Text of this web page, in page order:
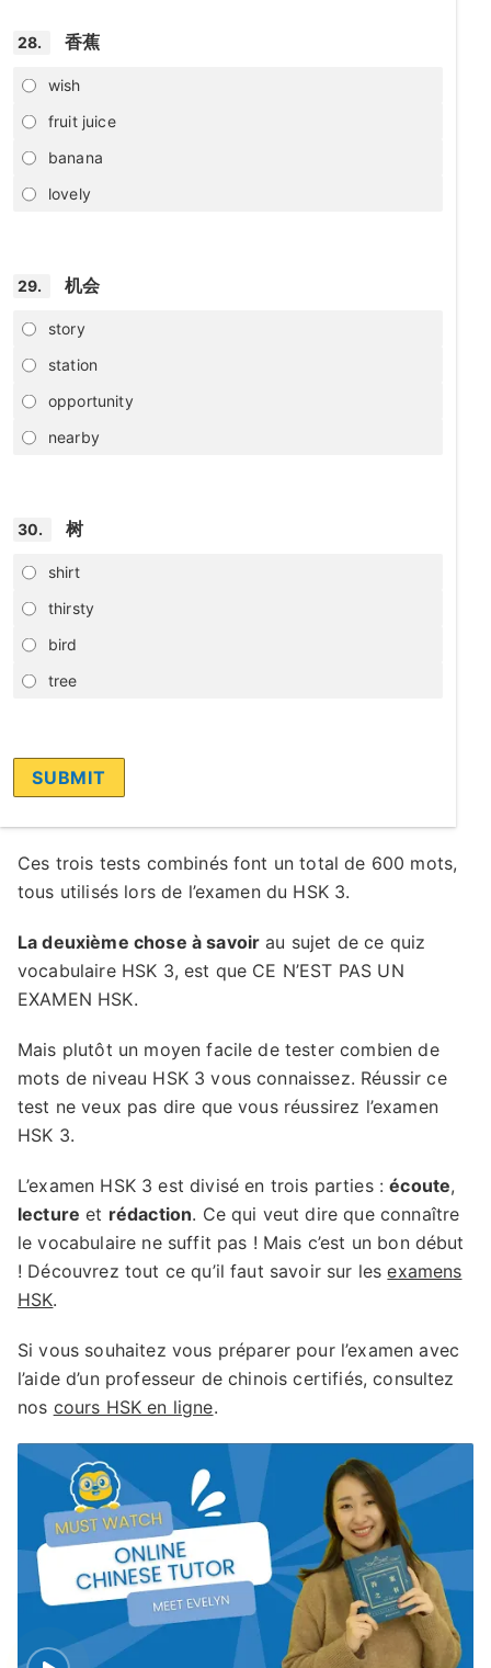
28. 香蕉
wish
fruit juice
banana
lovely
29. 机会
story
station
opportunity
nearby
30. 树
shirt
thirsty
bird
tree
Ces trois tests combinés font un total de 600 mots,
tous utilisés lors de l’examen du HSK 3.
La deuxième chose à savoir au sujet de ce quiz
vocabulaire HSK 3, est que CE N’EST PAS UN
EXAMEN HSK.
Mais plutôt un moyen facile de tester combien de
mots de niveau HSK 3 vous connaissez. Réussir ce
test ne veux pas dire que vous réussirez l’examen
HSK 3.
L’examen HSK 3 est divisé en trois parties :écoute,
lecture et rédaction. Ce qui veut dire que connaître
le vocabulaire ne suffit pas ! Mais c’est un bon début
! Découvrez tout ce qu’il faut savoir sur lesexamens
HSK.
Si vous souhaitez vous préparer pour l’examen avec
l’aide d’un professeur de chinois certifiés, consultez
nos cours HSK en ligne.